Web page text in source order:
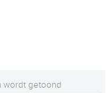
wordt getoond